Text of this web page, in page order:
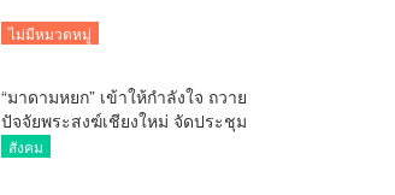
ไม่มีหมวดหมู่
“มาดามหยก” เข้าให้กำลังใจ ถวาย
ปัจจัยพระสงฆ์เชียงใหม่ จัดประชุม
ทำบัญชีรายรับรายจ่ายของวัด กว่า
สังคม